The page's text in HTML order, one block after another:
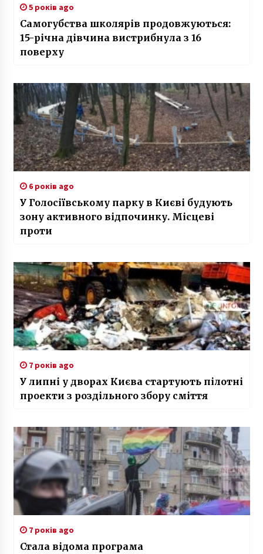
5 років ago
Самогубства школярів продовжуються:
15-річна дівчина вистрибнула з 16
поверху
6 років ago
У Голосіївському парку в Києві будують
зону активного відпочинку. Місцеві
проти
7 років ago
У липні у дворах Києва стартують пілотні
проекти з роздільного збору сміття
7 років ago
Стала відома програма